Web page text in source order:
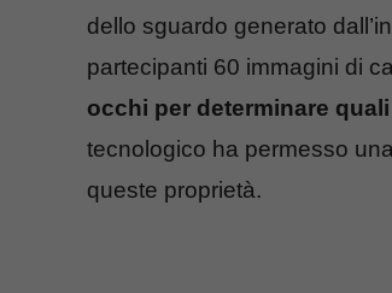
dello sguardo generato
partecipanti 60 immagini di
occhi per determinare
tecnologico ha permesso
queste proprietà.